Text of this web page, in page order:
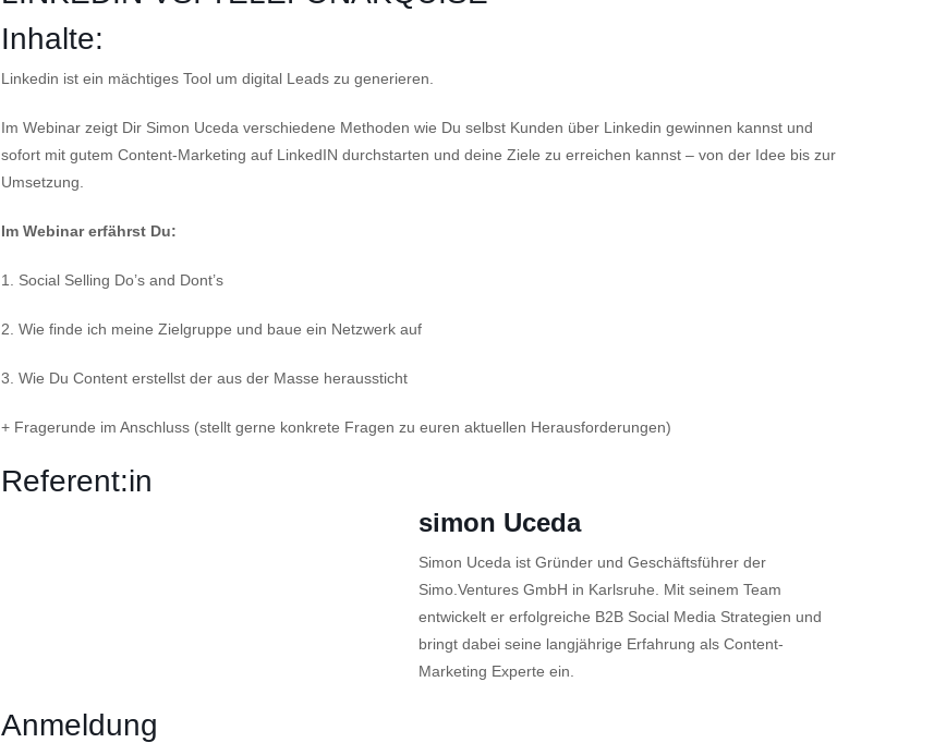
Inhalte:
Linkedin ist ein mächtiges Tool um digital Leads zu generieren.
Im Webinar zeigt Dir Simon Uceda verschiedene Methoden wie Du selbst Kunden über Linkedin gewinnen kannst und
sofort mit gutem Content-Marketing auf LinkedIN durchstarten und deine Ziele zu erreichen kannst – von der Idee bis zur
Umsetzung.
Im Webinar erfährst Du:
1. Social Selling Do’s and Dont’s
2. Wie finde ich meine Zielgruppe und baue ein Netzwerk auf
3. Wie Du Content erstellst der aus der Masse heraussticht
+ Fragerunde im Anschluss (stellt gerne konkrete Fragen zu euren aktuellen Herausforderungen)
Referent:in
simon Uceda
Simon Uceda ist Gründer und Geschäftsführer der
Simo.Ventures GmbH in Karlsruhe. Mit seinem Team
entwickelt er erfolgreiche B2B Social Media Strategien und
bringt dabei seine langjährige Erfahrung als Content-
Marketing Experte ein.
Anmeldung